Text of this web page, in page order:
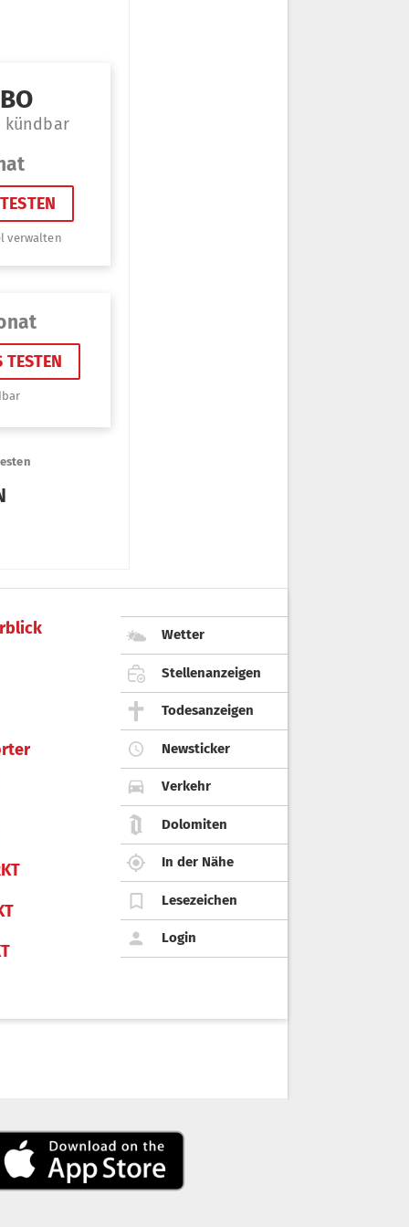
Wetter
Stellenanzeigen
Todesanzeigen
Newsticker
Verkehr
Dolomiten
In der Nähe
Lesezeichen
Login